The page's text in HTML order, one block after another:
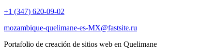
+1 (347) 620-09-02
mozambique-quelimane-es-MX@fastsite.ru
Portafolio de creación de sitios web en Quelimane